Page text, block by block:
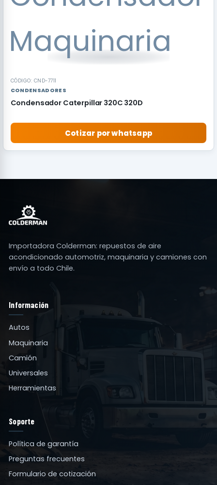
CÓDIGO: CND-7711
CONDENSADORES
Condensador Caterpillar 320C 320D
Cotizar por whatsapp
Importadora Colderman: repuestos de aire
acondicionado automotriz, maquinaria y camiones con
envío a todo Chile.
Información
Autos
Maquinaria
Camión
Universales
Herramientas
Soporte
Política de garantía
Preguntas frecuentes
Formulario de cotización